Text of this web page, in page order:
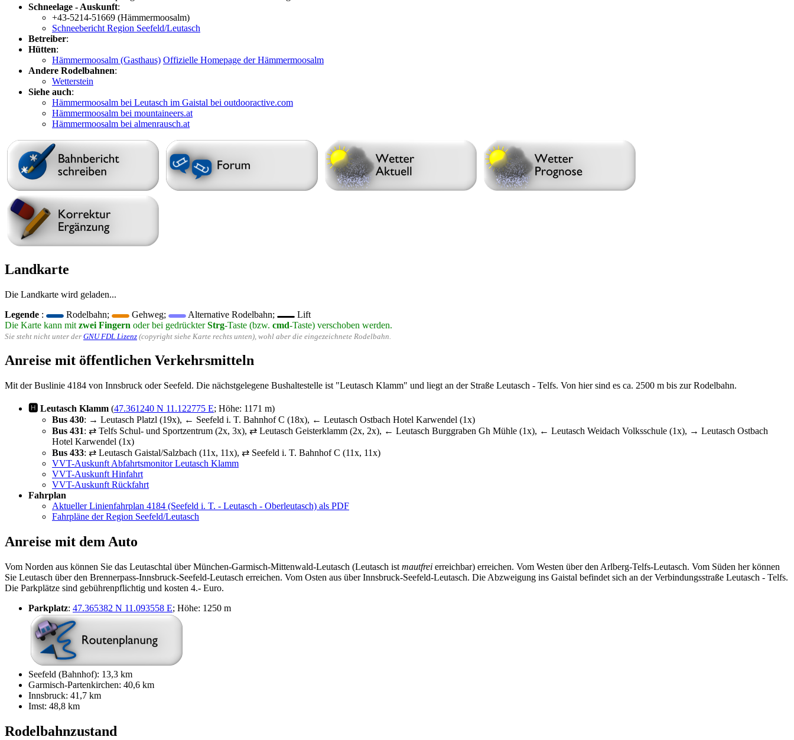
Schneelage - Auskunft:
+43-5214-51669 (Hämmermoosalm)
Schneebericht Region Seefeld/Leutasch
Betreiber:
Hütten:
Hämmermoosalm (Gasthaus) Offizielle Homepage der Hämmermoosalm
Andere Rodelbahnen:
Wetterstein
Siehe auch:
Hämmermoosalm bei Leutasch im Gaistal bei outdooractive.com
Hämmermoosalm bei mountaineers.at
Hämmermoosalm bei almenrausch.at
Landkarte
Die Landkarte wird geladen...
Legende : Rodelbahn; Gehweg; Alternative Rodelbahn;
Lift
Die Karte kann mit zwei Fingern oder bei gedrückterStrg-Taste (bzw. cmd-Taste) verschoben werden.
Sie steht nicht unter der GNU FDL Lizenz (copyright siehe Karte rechts unten), wohl aber die eingezeichnete Rodelbahn.
Anreise mit öffentlichen Verkehrsmitteln
Mit der Buslinie 4184 von Innsbruck oder Seefeld. Die nächstgelegene Bushaltestelle ist "Leutasch Klamm" und liegt an der Straße Leutasch - Telfs. Von hier sind es ca. 2500 m bis zur Rodelbahn.
🅷 Leutasch Klamm (47.361240 N 11.122775 E; Höhe: 1171 m)
Bus 430: → Leutasch Platzl (19x), ← Seefeld i. T. Bahnhof C (18x), ← Leutasch Ostbach Hotel Karwendel (1x)
Bus 431: ⇄ Telfs Schul- und Sportzentrum (2x, 3x), ⇄ Leutasch Geisterklamm (2x, 2x), ← Leutasch Burggraben Gh Mühle (1x), ← Leutasch Weidach Volksschule (1x), → Leutasch Ostbach
Hotel Karwendel (1x)
Bus 433: ⇄ Leutasch Gaistal/Salzbach (11x, 11x), ⇄ Seefeld i. T. Bahnhof C (11x, 11x)
VVT-Auskunft Abfahrtsmonitor Leutasch Klamm
VVT-Auskunft Hinfahrt
VVT-Auskunft Rückfahrt
Fahrplan
Aktueller Linienfahrplan 4184 (Seefeld i. T. - Leutasch - Oberleutasch) als PDF
Fahrpläne der Region Seefeld/Leutasch
Anreise mit dem Auto
Vom Norden aus können Sie das Leutaschtal über München-Garmisch-Mittenwald-Leutasch (Leutasch ist mautfrei erreichbar) erreichen. Vom Westen über den Arlberg-Telfs-Leutasch. Vom Süden her können
Sie Leutasch über den Brennerpass-Innsbruck-Seefeld-Leutasch erreichen. Vom Osten aus über Innsbruck-Seefeld-Leutasch. Die Abzweigung ins Gaistal befindet sich an der Verbindungsstraße Leutasch - Telfs.
Die Parkplätze sind gebührenpflichtig und kosten 4.- Euro.
Parkplatz: 47.365382 N 11.093558 E; Höhe: 1250 m
Seefeld (Bahnhof): 13,3 km
Garmisch-Partenkirchen: 40,6 km
Innsbruck: 41,7 km
Imst: 48,8 km
Rodelbahnzustand